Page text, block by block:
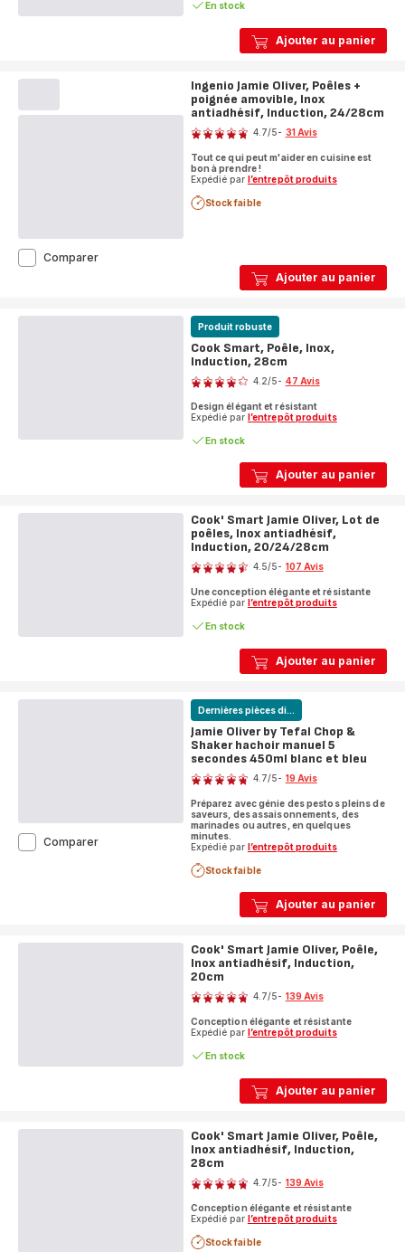
Ajouter au panier
En stock
Ajouter au panier
Ingenio Jamie Oliver, Poêles +
poignée amovible, Inox
antiadhésif, Induction, 24/28cm
Note
4.7/5- 31 Avis
Tout ce qui peut m'aider en cuisine est
bon à prendre !
Expédié par l’entrepôt produits
Stock faible
ComparerIngenio
+
Ajouter au panier
Produit robuste
Cook Smart, Poêle, Inox,
Induction, 28cm
Note
4.2/5- 47 Avis
Design élégant et résistant
Expédié par l’entrepôt produits
En stock
Ajouter au panier
Cook' Smart Jamie Oliver, Lot de
poêles, Inox antiadhésif,
Induction, 20/24/28cm
Note
4.5/5- 107 Avis
Une conception élégante et résistante
Expédié par l’entrepôt produits
En stock
Ajouter au panier
Dernières pièces di...
Jamie Oliver by Tefal Chop &
Shaker hachoir manuel 5
secondes 450ml blanc et bleu
Note
4.7/5- 19 Avis
Préparez avec génie des pestos pleins de
saveurs, des assaisonnements, des
marinades ou autres, en quelques
minutes.
Expédié par l’entrepôt produits
Stock faible
ComparerJamie
hachoir
Ajouter au panier
Cook' Smart Jamie Oliver, Poêle,
Inox antiadhésif, Induction,
20cm
Note
4.7/5- 139 Avis
Conception élégante et résistante
Expédié par l’entrepôt produits
En stock
Cook' Smart Jamie Oliver, Poêle,
Inox antiadhésif, Induction,
28cm
Note
4.7/5- 139 Avis
Conception élégante et résistante
Expédié par l’entrepôt produits
Stock faible